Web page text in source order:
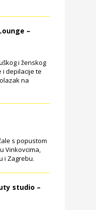
–
i ženskog
i depilacije te
na
s popustom
Vinkovcima,
i Zagrebu.
studio –